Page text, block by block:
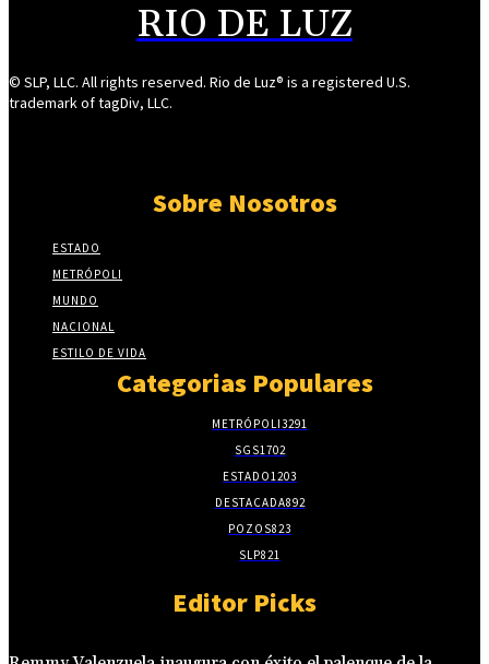
RIO DE LUZ
© SLP, LLC. All rights reserved. Rio de Luz® is a registered U.S.
trademark of tagDiv, LLC.
Sobre Nosotros
ESTADO
METRÓPOLI
MUNDO
NACIONAL
ESTILO DE VIDA
Categorias Populares
METRÓPOLI3291
SGS1702
ESTADO1203
DESTACADA892
POZOS823
SLP821
Editor Picks